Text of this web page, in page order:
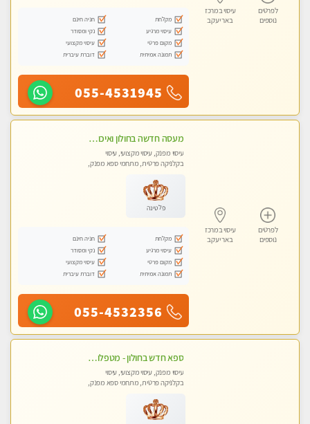
לפרטים
נוספים
עיסוי במרכז
באר יעקב
מקלחת
חניה חינם
עיסוי מרגיע
נקי ומסודר
מקום פרטי
עיסוי מקצועי
תמונה אמיתית
דוברת עיברית
055-4531945
לפרטים
נוספים
עיסוי במרכז
באר יעקב
מעסה חדשה בחולון ואיכותית לעיסוי מרגיע ומפנק VIP-מומלץ לחלוטין! פרטי! ​​​​​​
עיסוי מפנק, עיסוי מקצועי, עיסוי
בקלניקה פרטית, מתחמי ספא מפנק,
פלטינה
מקלחת
חניה חינם
עיסוי מרגיע
נקי ומסודר
מקום פרטי
עיסוי מקצועי
תמונה אמיתית
דוברת עיברית
055-4532356
ספא חדש בחולון - מטפלות מקצועיות ברמה גבוהה מומלץ מאוד !!! . . highly recommended..new in the city -אין פרטים נוספים במקום -ללא מין !!ממתינה לך שתגיע
עיסוי מפנק, עיסוי מקצועי, עיסוי
בקלניקה פרטית, מתחמי ספא מפנק,